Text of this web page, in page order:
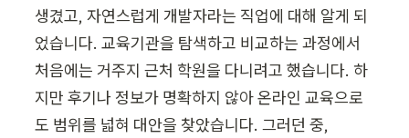
생겼고, 자연스럽게 개발자라는 직업에 대해 알게 되
었습니다. 교육기관을 탐색하고 비교하는 과정에서
처음에는 거주지 근처 학원을 다니려고 했습니다. 하
지만 후기나 정보가 명확하지 않아 온라인 교육으로
도 범위를 넓혀 대안을 찾았습니다. 그러던 중,